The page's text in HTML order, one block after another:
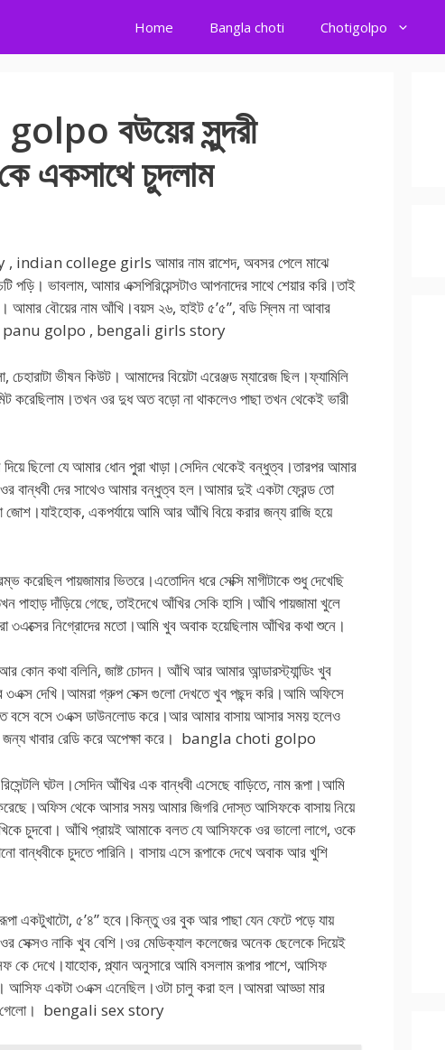
Home Bangla choti Chotigolpo
বউয়ের সুন্দরী
একসাথে চুদলাম
college girls আমার নাম রাশেদ, অবসর পেলে মাঝে
ভাবলাম, আমার এক্সপিরিয়েন্সটাও আপনাদের সাথে শেয়ার করি।তাই
আমার বৌয়ের নাম আঁখি।বয়স ২৬, হাইট ৫’৫”, বডি স্লিম না আবার
panu golpo , bengali girls story
ভীষন কিউট। আমাদের বিয়েটা এরেঞ্জড ম্যারেজ ছিল।ফ্যামিলি
করেছিলাম।তখন ওর দুধ অত বড়ো না থাকলেও পাছা তখন থেকেই ভারী
ছিলো যে আমার ধোন পু্রা খাড়া।সেদিন থেকেই বন্ধুত্ব।তারপর আমার
বান্ধবী দের সাথেও আমার বন্ধুত্ব হল।আমার দুই একটা ফ্রেন্ড তো
জোশ।যাইহোক, একপর্যায়ে আমি আর আঁখি বিয়ে করার জন্য রাজি হয়ে
করেছিল পায়জামার ভিতরে।এতোদিন ধরে সেক্সি মাগীটাকে শুধু দেখেছি
পাহাড় দাঁড়িয়ে গেছে, তাইদেখে আঁখির সেকি হাসি।আঁখি পায়জামা খুলে
৩এক্সের নিগ্রোদের মতো।আমি খুব অবাক হয়েছিলাম আঁখির কথা শুনে।
কোন কথা বলিনি, জাষ্ট চোদন। আঁখি আর আমার আন্ডারস্ট্যান্ডিং খুব
৩এক্স দেখি।আমরা গ্রুপ সেক্স গুলো দেখতে খুব পছন্দ করি।আমি অফিসে
বসে বসে ৩এক্স ডাউনলোড করে।আর আমার বাসায় আসার সময় হলেও
জন্য খাবার রেডি করে অপেক্ষা করে। bangla choti golpo
ঘটল।সেদিন আঁখির এক বান্ধবী এসেছে বাড়িতে, নাম রূপা।আমি
থেকে আসার সময় আমার জিগরি দোস্ত আসিফকে বাসায় নিয়ে
চুদবো। আঁখি প্রায়ই আমাকে বলত যে আসিফকে ওর ভালো লাগে, ওকে
বান্ধবীকে চুদতে পারিনি। বাসায় এসে রূপাকে দেখে অবাক আর খুশি
একটুখাটো, ৫’৪” হবে।কিন্তু ওর বুক আর পাছা যেন ফেটে পড়ে যায়
নাকি খুব বেশি।ওর মেডিক্যাল কলেজের অনেক ছেলেকে দিয়েই
দেখে।যাহোক, প্ল্যান অনুসারে আমি বসলাম রূপার পাশে, আসিফ
আসিফ একটা ৩এক্স এনেছিল।ওটা চালু করা হল।আমরা আড্ডা মার
গেলো। bengali sex story